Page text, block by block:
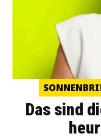
Das sind